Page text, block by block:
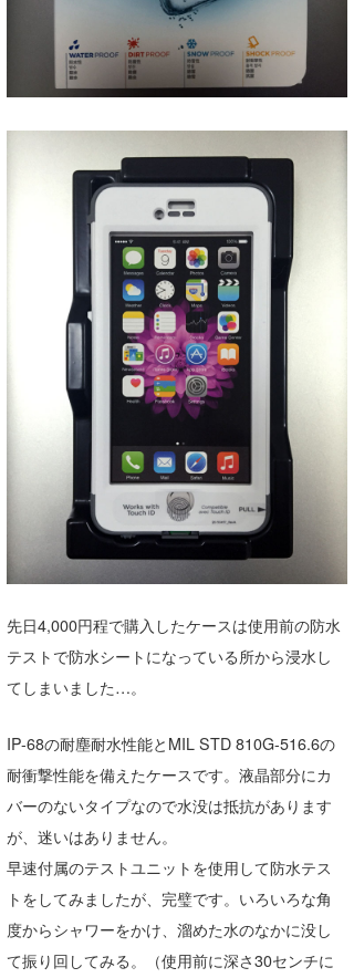
先日4,000円程で購入したケースは使用前の防水
テストで防水シートになっている所から浸水し
てしまいました…。
IP-68の耐塵耐水性能とMIL STD 810G-516.6の
耐衝撃性能を備えたケースです。液晶部分にカ
バーのないタイプなので水没は抵抗があります
が、迷いはありません。
早速付属のテストユニットを使用して防水テス
トをしてみましたが、完璧です。いろいろな角
度からシャワーをかけ、溜めた水のなかに没し
て振り回してみる。（使用前に深さ30センチに
熊谷素子
植村未来
NOBUFUKU
大野”MAR”修聖
喜納海人
ECE
G◎Da
H
KID
KOBU
MIN
mitz
OYZ
Soulman
waka☆=
YUKI☆
たっちー
まっきー
三輪予報士
小川予報士
上田純子
上條将美